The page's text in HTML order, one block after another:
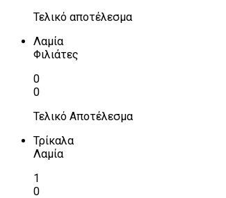
Τελικό αποτέλεσμα
Λαμία
Φιλιάτες
0
0
Τελικό Αποτέλεσμα
Τρίκαλα
Λαμία
1
0